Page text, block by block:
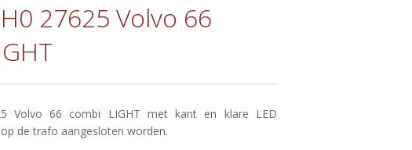
27625 Volvo 66
Volvo 66 combi LIGHT met kant en klare LED
de trafo aangesloten worden.